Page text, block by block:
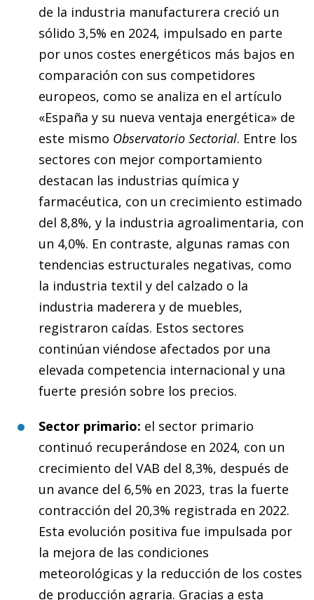
de la industria manufacturera creció un
sólido 3,5% en 2024, impulsado en parte
por unos costes energéticos más bajos en
comparación con sus competidores
europeos, como se analiza en el artículo
«España y su nueva ventaja energética» de
este mismo Observatorio Sectorial. Entre los
sectores con mejor comportamiento
destacan las industrias química y
farmacéutica, con un crecimiento estimado
del 8,8%, y la industria agroalimentaria, con
un 4,0%. En contraste, algunas ramas con
tendencias estructurales negativas, como
la industria textil y del calzado o la
industria maderera y de muebles,
registraron caídas. Estos sectores
continúan viéndose afectados por una
elevada competencia internacional y una
fuerte presión sobre los precios.
Sector primario: el sector primario
continuó recuperándose en 2024, con un
crecimiento del VAB del 8,3%, después de
un avance del 6,5% en 2023, tras la fuerte
contracción del 20,3% registrada en 2022.
Esta evolución positiva fue impulsada por
la mejora de las condiciones
meteorológicas y la reducción de los costes
de producción agraria. Gracias a esta